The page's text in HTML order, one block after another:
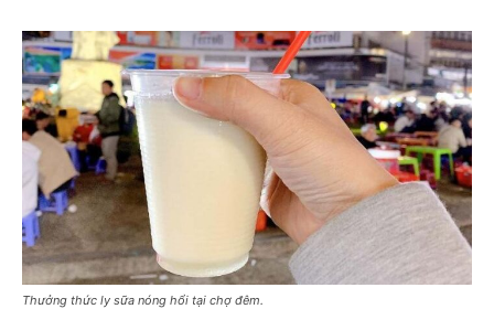
Thưởng thức ly sữa nóng hổi tại chợ đêm.